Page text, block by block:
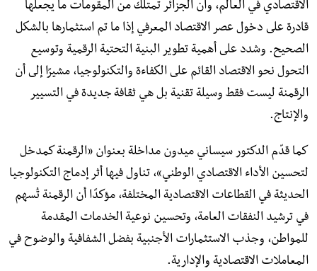
الاقتصادي في العالم، وأن الجزائر تمتلك من المقومات ما يجعلها
قادرة على دخول عصر الاقتصاد المعرفي إذا ما تم استثمارها بالشكل
الصحيح. وشدد على أهمية تطوير البنية التحتية الرقمية وتوسيع
التحول نحو الاقتصاد القائم على الكفاءة والتكنولوجيا، مشيرًا إلى أن
الرقمنة ليست فقط وسيلة تقنية بل هي ثقافة جديدة في التسيير
والإنتاج.
كما قدّم الدكتور سيساني ميدون مداخلة بعنوان «الرقمنة كمدخل
لتحسين الأداء الاقتصادي الوطني»، تناول فيها أثر إدماج التكنولوجيا
الحديثة في القطاعات الاقتصادية المختلفة، مؤكدًا أن الرقمنة تُسهم
في ترشيد النفقات العامة، وتحسين نوعية الخدمات المقدمة
للمواطن، وجذب الاستثمارات الأجنبية بفضل الشفافية والوضوح في
المعاملات الاقتصادية والإدارية.